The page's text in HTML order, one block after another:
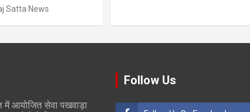
Satta News
में आयोजित सेवा पखवाड़ा
Follow Us